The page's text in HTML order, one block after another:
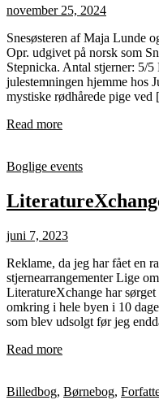
november 25, 2024
Snesøsteren af Maja Lunde
Opr. udgivet på norsk som
Stepnicka. Antal stjerner: 5/
julestemningen hjemme hos
mystiske rødhårede pige
Read more
Boglige events
juni 7, 2023
Reklame, da jeg har fået en
stjernearrangementer Lige
LiteratureXchange har
omkring i hele byen i 10
som blev udsolgt før jeg
Read more
Billedbog, Børnebog,